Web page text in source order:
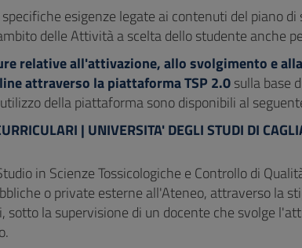
esigenze legate ai contenuti del piano
delle Attività a scelta dello studente anche
relative all'attivazione, allo svolgimento e
attraverso la piattaforma TSP 2.0sulla base
della piattaforma sono disponibili al
| UNIVERSITA' DEGLI STUDI DI
in Scienze Tossicologiche e Controllo di
o private esterne all'Ateneo, attraverso la
sotto la supervisione di un docente che svolge